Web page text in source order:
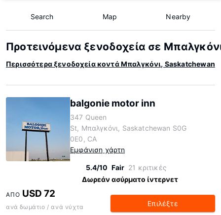
Search Map Nearby
Προτεινόμενα ξενοδοχεία σε
Περισσότερα ξενοδοχεία κοντά Μπαλγκόνι, Saskatchewan
balgonie motor inn
347 Queen
St, Μπαλγκόνι, Saskatchewan S0G
0E0, CA
Εμφάνιση χάρτη
5.4/10 Fair 21 κριτικές
Δωρεάν ασύρματο ίντερνετ
ΑΠΌ USD 72
ανά δωμάτιο / ανά νύχτα Επιλέξτε